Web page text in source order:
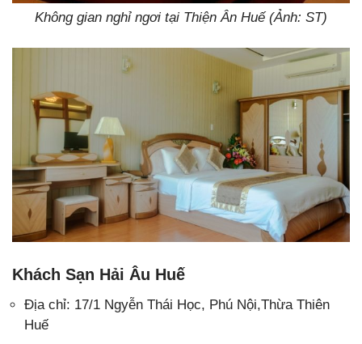
Không gian nghỉ ngơi tại Thiện Ân Huế (Ảnh: ST)
Khách Sạn Hải Âu Huế
Địa chỉ: 17/1 Ngyễn Thái Học, Phú Nội,Thừa Thiên
Huế